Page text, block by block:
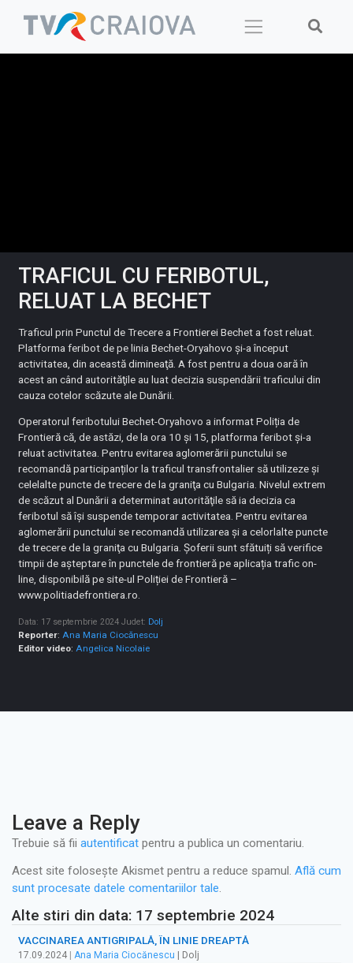
TRAFICUL CU FERIBOTUL,
RELUAT LA BECHET
Traficul prin Punctul de Trecere a Frontierei Bechet a fost reluat.
Platforma feribot de pe linia Bechet-Oryahovo și-a început
activitatea, din această dimineaţă. A fost pentru a doua oară în
acest an când autorităţile au luat decizia suspendării traficului din
cauza cotelor scăzute ale Dunării.
Operatorul feribotului Bechet-Oryahovo a informat Poliția de
Frontieră că, de astăzi, de la ora 10 şi 15, platforma feribot și-a
reluat activitatea. Pentru evitarea aglomerării punctului se
recomandă participanților la traficul transfrontalier să utilizeze şi
celelalte puncte de trecere de la graniţa cu Bulgaria. Nivelul extrem
de scăzut al Dunării a determinat autorităţile să ia decizia ca
feribotul să îşi suspende temporar activitatea. Pentru evitarea
aglomerării punctului se recomandă utilizarea şi a celorlalte puncte
de trecere de la graniţa cu Bulgaria. Şoferii sunt sfătuiți să verifice
timpii de așteptare în punctele de frontieră pe aplicația trafic on-
line, disponibilă pe site-ul Poliției de Frontieră –
www.politiadefrontiera.ro.
Data: 17 septembrie 2024 Judet: Dolj
Reporter:Ana Maria Ciocănescu
Editor video:Angelica Nicolaie
Leave a Reply
Trebuie să fii autentificat pentru a publica un comentariu.
Acest site folosește Akismet pentru a reduce spamul. Află cum
sunt procesate datele comentariilor tale.
Alte stiri din data: 17 septembrie 2024
VACCINAREA ANTIGRIPALĂ, ÎN LINIE DREAPTĂ
17.09.2024 Ana Maria Ciocănescu | Dolj